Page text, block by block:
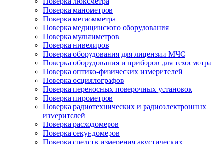
Поверка манометров
Поверка мегаомметра
Поверка медицинского оборудования
Поверка мультиметров
Поверка нивелиров
Поверка оборудования для лицензии МЧС
Поверка оборудования и приборов для техосмотра
Поверка оптико-физических измерителей
Поверка осциллографов
Поверка переносных поверочных установок
Поверка пирометров
Поверка радиотехнических и радиоэлектронных
измерителей
Поверка расходомеров
Поверка секундомеров
Поверка средств измерения акустических